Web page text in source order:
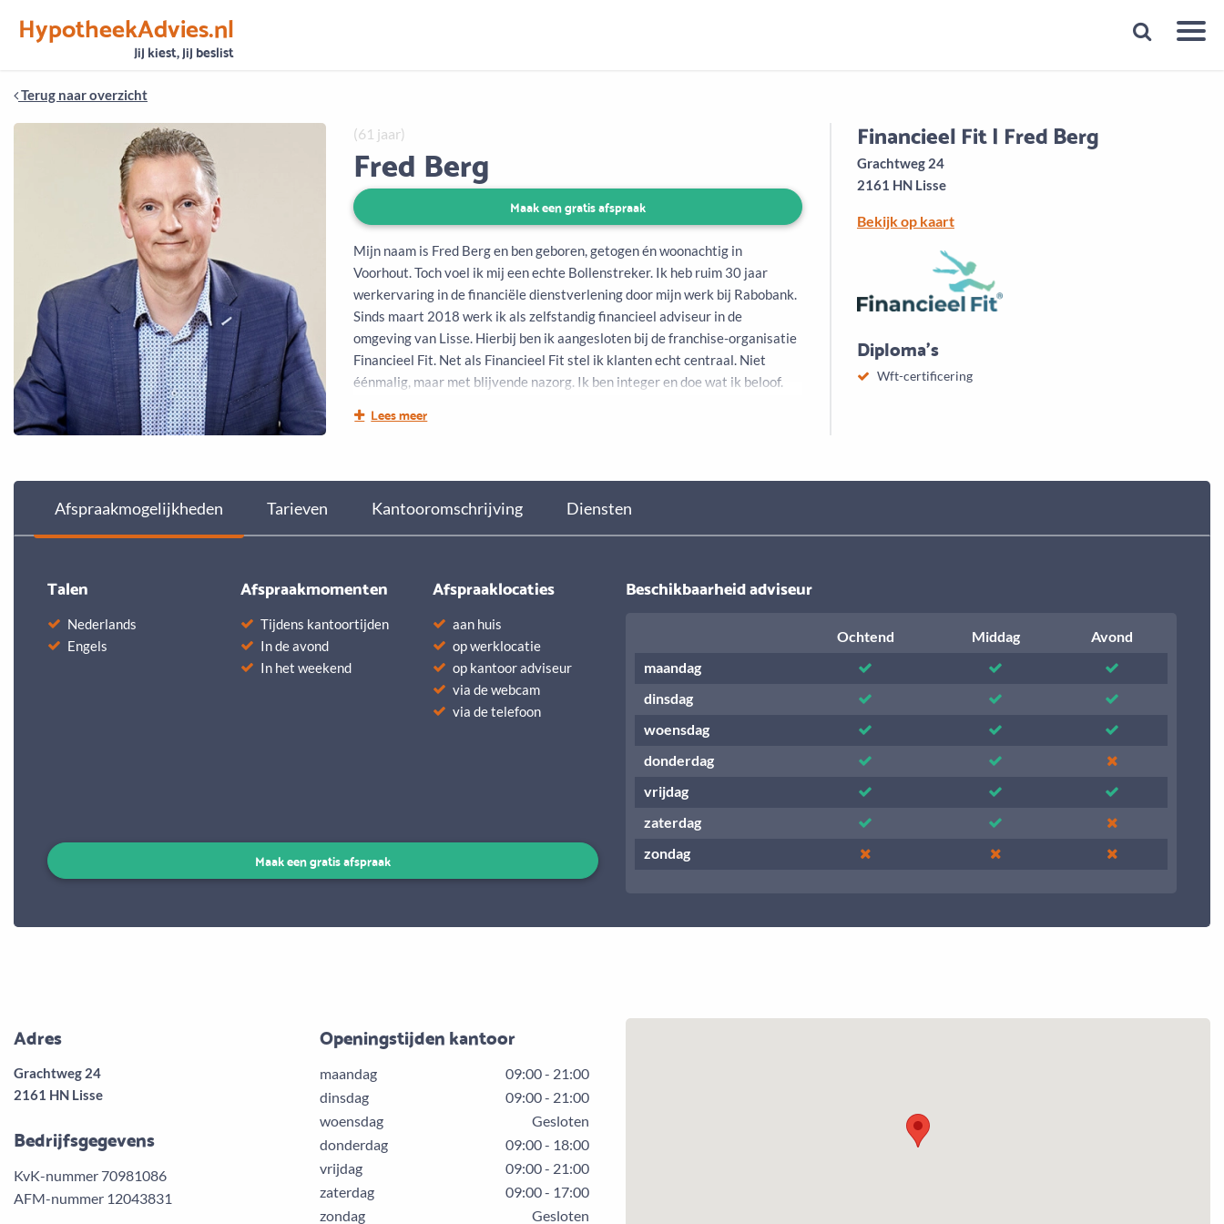
HypotheekAdvies.nl
Jij kiest, jij beslist
VertrouwenAlle basisgegevens zijn gecontroleerd Plan een gratis 1e gesprek binnen 1 minuut
Terug naar overzicht
(61 jaar)
Fred Berg
Maak een gratis afspraak
Mijn naam is Fred Berg en ben geboren, getogen én woonachtig in
Voorhout. Toch voel ik mij een echte Bollenstreker. Ik heb ruim 30 jaar
werkervaring in de financiële dienstverlening door mijn werk bij Rabobank.
Sinds maart 2018 werk ik als zelfstandig financieel adviseur in de
omgeving van Lisse. Hierbij ben ik aangesloten bij de franchise-organisatie
Financieel Fit. Net als Financieel Fit stel ik klanten echt centraal. Niet
éénmalig, maar met blijvende nazorg. Ik ben integer en doe wat ik beloof.
vrije tijd ben ik graag samen met mijn vrouw en twee kinderen. Ik ben vaak
Lees meer
Financieel Fit | Fred Berg
Grachtweg 24
2161 HN Lisse
Bekijk op kaart
Diploma's
Wft-certificering
Afspraakmogelijkheden Tarieven Kantooromschrijving Diensten
Talen
Nederlands
Engels
Afspraakmomenten
Tijdens kantoortijden
In de avond
In het weekend
Afspraaklocaties
aan huis
op werklocatie
op kantoor adviseur
via de webcam
via de telefoon
Maak een gratis afspraak
Beschikbaarheid adviseur
Ochtend Middag
Avond
maandag
dinsdag
woensdag
donderdag
vrijdag
zaterdag
zondag
Adres
Grachtweg 24
2161 HN Lisse
Bedrijfsgegevens
KvK-nummer 70981086
AFM-nummer 12043831
Openingstijden kantoor
maandag
09:00 - 21:00
dinsdag
09:00 - 21:00
woensdag
Gesloten
donderdag
09:00 - 18:00
vrijdag
09:00 - 21:00
zaterdag
09:00 - 17:00
zondag
Gesloten